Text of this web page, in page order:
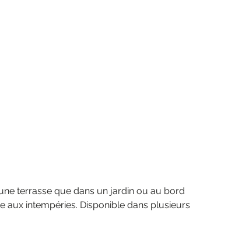
terrasse que dans un jardin ou au bord
aux intempéries. Disponible dans plusieurs